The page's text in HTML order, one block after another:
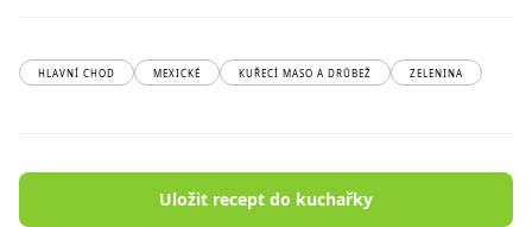
HLAVNÍ CHOD MEXICKÉ KUŘECÍ MASO A DRŮBEŽ ZELENINA
Uložit recept do kuchařky